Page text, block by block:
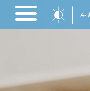
Direkt
Inhalt
A-